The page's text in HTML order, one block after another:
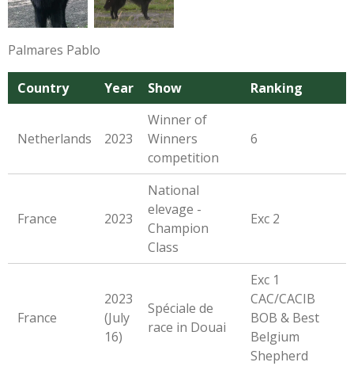
Palmares Pablo
Country Year Show Ranking
Netherlands 2023
Winner of
Winners
competition
6
France 2023
National
elevage -
Champion
Class
Exc 2
France
2023
(July
16)
Spéciale de
race in Douai
Exc 1
CAC/CACIB
BOB & Best
Belgium
Shepherd